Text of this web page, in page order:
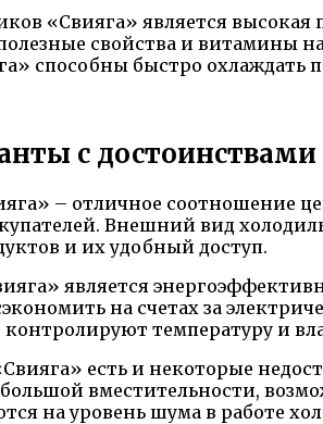
«Свияга» является
свойства и витамины
способны быстро
с
– отличное соотношение
Внешний вид
и их удобный доступ.
является
на счетах за
температуру и
есть и некоторые
вместительности,
на уровень шума в работе